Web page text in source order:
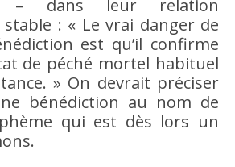
– dans leur relation
stable : « Le vrai danger de
est qu’il confirme
de péché mortel habituel
» On devrait préciser
bénédiction au nom de
qui est dès lors un